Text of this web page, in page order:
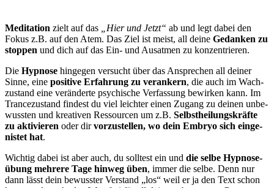
Medi­ta­ti­on zielt auf das „Hier und Jetzt“ ab und legt dabei den
Fokus z.B. auf den Atem. Das Ziel ist meist, all dei­ne Gedan­ken zu
stop­pen und dich auf das Ein- und Aus­at­men zu kon­zen­trie­ren.
Die Hyp­no­se hin­ge­gen ver­sucht über das Anspre­chen all dei­ner
Sin­ne, eine posi­ti­ve Erfah­rung zu ver­an­kern, die auch im Wach­
zu­stand eine ver­än­der­te psy­chi­sche Ver­fas­sung bewir­ken kann. Im
Tran­ce­zu­stand fin­dest du viel leich­ter einen Zugang zu dei­nen unbe­
wuss­ten und krea­ti­ven Res­sour­cen um z.B. Selbst­hei­lungs­kräf­te
zu akti­vie­ren oder dirvor­zu­stel­len, wo dein Embryo sich ein­ge­
nis­tet hat.
Wich­tig dabei ist aber auch, du soll­test ein und die sel­be Hyp­no­se­
übung meh­re­re Tage hin­weg üben, immer die sel­be. Denn nur
dann lässt dein bewuss­ter Ver­stand „los“ weil er ja den Text schon